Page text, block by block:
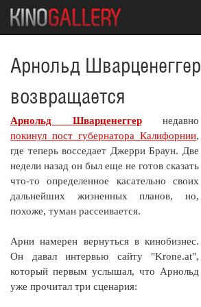
Арнольд Шварценеггер
возвращается
Арнольд Шварценеггернедавно
покинул пост губернатора Калифорнии,
где теперь восседает Джерри Браун. Две
недели назад он был еще не готов сказать
что-то определенное касательно своих
дальнейших жизненных планов, но,
похоже, туман рассеивается.
Арни намерен вернуться в кинобизнес.
Он давал интервью сайту "Krone.at",
который первым услышал, что Арнольд
уже прочитал три сценария: